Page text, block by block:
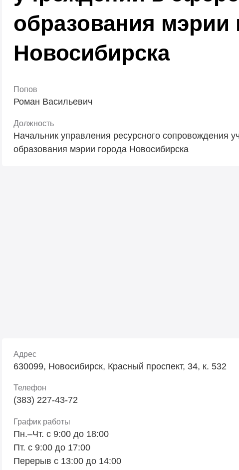
образования мэрии
Новосибирска
Попов
Роман Васильевич
Должность
Начальник управления ресурсного сопровождения
образования мэрии города Новосибирска
Адрес
630099, Новосибирск, Красный проспект, 34, к. 532
Телефон
(383) 227-43-72
График работы
Пн.–Чт. с 9:00 до 18:00
Пт. с 9:00 до 17:00
Перерыв с 13:00 до 14:00